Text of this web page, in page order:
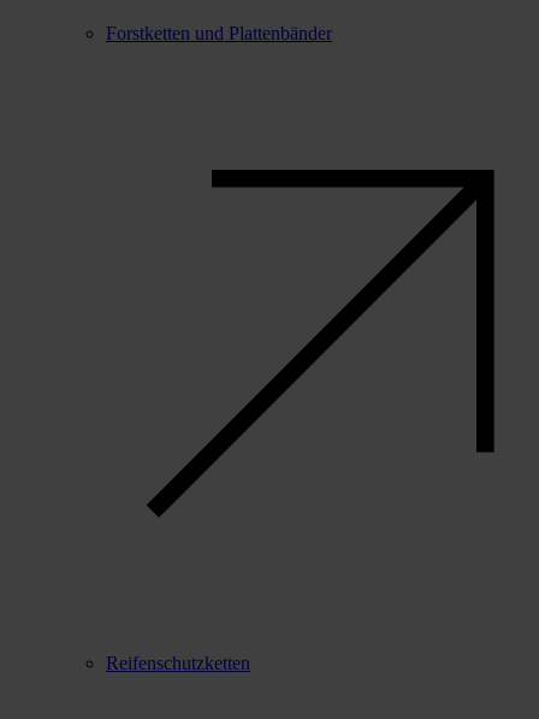
Forstketten und Plattenbänder
Reifenschutzketten